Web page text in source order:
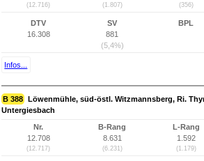
(12.716) (1.807) (356)
DTV
16.308
SV
881
(5,4%)
BPL
Infos...
B 388 Löwenmühle, süd-östl. Witzmannsberg, Ri.
Untergiesbach
Nr.
12.708
(12.717)
B-Rang
8.631
(6.231)
L-Rang
1.592
(1.179)